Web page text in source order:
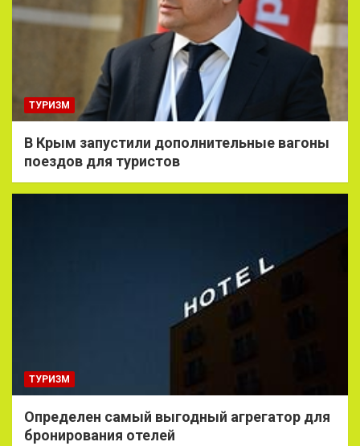
ТУРИЗМ
В Крым запустили дополнительные вагоны
поездов для туристов
ТУРИЗМ
Определен самый выгодный агрегатор для
бронирования отелей